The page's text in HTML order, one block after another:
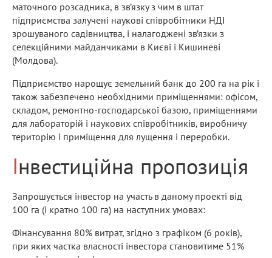
маточного розсадника, в зв’язку з чим в штат
підприємства залучені наукові співробітники НДІ
зрошуваного садівництва, і налагоджені зв’язки з
селекційними майданчиками в Києві і Кишиневі
(Молдова).
Підприємство нарощує земельний банк до 200 га на рік і
також забезпечено необхідними приміщеннями: офісом,
складом, ремонтно-господарської базою, приміщеннями
для лабораторій і наукових співробітників, виробничу
територію і приміщення для лущення і переробки.
Інвестиційна пропозиція
Запрошується інвестор на участь в даному проекті від
100 га (і кратно 100 га) на наступних умовах:
Фінансування 80% витрат, згідно з графіком (6 років),
при яких частка власності інвестора становитиме 51%